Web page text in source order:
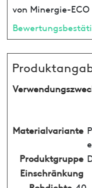
von Minergie-ECO
Materialvariante
Produktgruppe
Einschränkung